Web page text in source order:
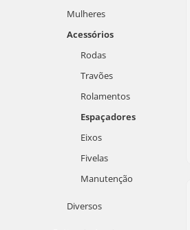
Mulheres
Acessórios
Rodas
Travões
Rolamentos
Espaçadores
Eixos
Fivelas
Manutenção
Diversos